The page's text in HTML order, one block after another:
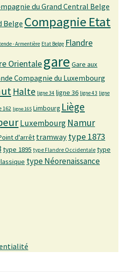
du Grand Central Belge
Belge Compagnie Etat
- Armentière Etat Belge Flandre
Orientalegare Gare aux
Compagnie du Luxembourg
Halte ligne 34 ligne 36 ligne 43 ligne
162 ligne 165 Limbourg Liège
Luxembourg Namur
d'arrêt tramway type 1873
type 1895 type Flandre Occidentale type
type Néorenaissance